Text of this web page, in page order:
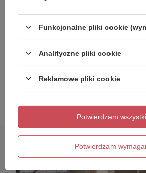
BRUSHED stały U 60x140
szkło czyste 8mm Active
Shield 2.0 - wsp.
równoległy
1 451,00 zł szt.
Najniższa cena produktu w okresie
30 dni przed wprowadzeniem
obniżki:1 451,00 zł 0%
Funkcjonalne pliki cookie
Analityczne pliki cookie
Reklamowe pliki cookie
Potwierdzam
Potwierdzam